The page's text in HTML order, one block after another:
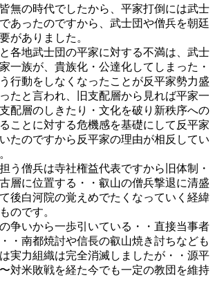
無の時代でしたから、平家打倒には武士
あったのですから、武士団や僧兵を朝廷
がありました。
各地武士団の平家に対する不満は、武士
一族が、貴族化・公達化してしまった・
行動をしなくなったことが反平家勢力盛
たと言われ、旧支配層から見れば平家一
配層のしきたり・文化を破り新秩序への
ことに対する危機感を基礎にして反平家
たのですから反平家の理由が相反してい
う僧兵は寺社権益代表ですから旧体制・
層に位置する・・叡山の僧兵撃退に清盛
後白河院の覚えめでたくなっていく経緯
のです。
争いから一歩引いている・・直接当事者
・南都焼討や信長の叡山焼き討ちなども
実力組織は完全消滅しましたが・・源平
対米敗戦を経た今でも一定の教団を維持